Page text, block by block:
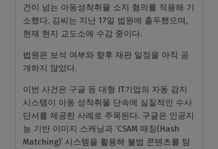
건이 넘는 아동성착취물 소지 혐의를 적용해 기
소했다. 김씨는 지난 17일 법원에 출두했으며,
현재 현지 교도소에 수감 중이다.
법원은 보석 여부와 향후 재판 일정을 아직 공
개하지 않았다.
이번 사건은 구글 등 대형 IT기업의 자동 감지
시스템이 아동 성착취물 단속에 실질적인 수사
단서를 제공한 사례로 주목된다. 구글은 인공지
능 기반 이미지 스캐닝과 ‘CSAM 매칭(Hash
Matching)’ 시스템을 활용해 불법 콘텐츠를 탐